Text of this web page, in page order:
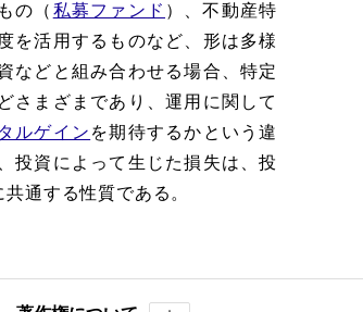
の（ 私募ファンド ）、不動産特
を活用するものなど、形は多様
などと組み合わせる場合、特定
さまざまであり、運用に関して
ルゲイン を期待するかという違
投資によって生じた損失は、投
通する性質である。